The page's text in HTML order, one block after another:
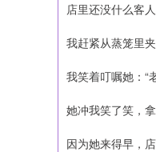
店里还没什么客
我赶紧从蒸笼里
我笑着叮嘱她：“
她冲我笑了笑，
因为她来得早，
1.02%